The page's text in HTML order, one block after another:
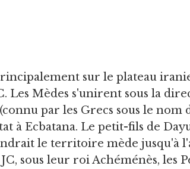
sur le plateau
Les Mèdes s'unirent sous la
par les Grecs sous le nom
à Ecbatana. Le petit-fils de
le territoire mède jusqu'à
sous leur roi Achéménès, les